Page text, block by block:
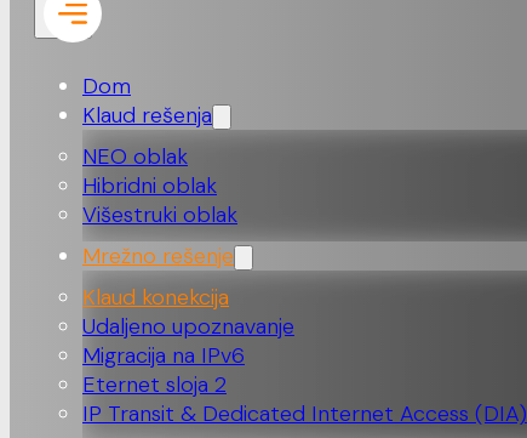
Dom
Klaud rešenja
NEO oblak
Hibridni oblak
Višestruki oblak
Mrežno rešenje
Klaud konekcija
Udaljeno upoznavanje
Migracija na IPv6
Eternet sloja 2
IP Transit & Dedicated Internet Access (DIA)